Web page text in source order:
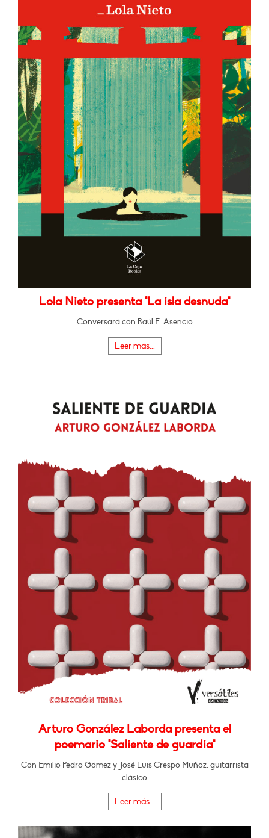
Lola Nieto presenta "La isla desnuda"
Conversará con Raúl E. Asencio
Leer más...
Arturo González Laborda presenta el
poemario "Saliente de guardia"
Con Emilio Pedro Gómez y José Luis Crespo Muñoz, guitarrista
clásico
Leer más...